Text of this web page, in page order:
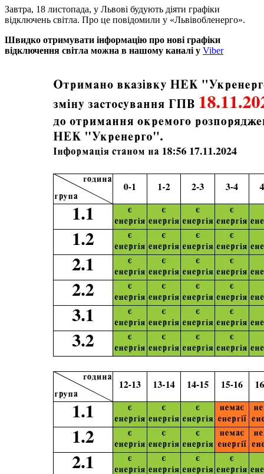
Завтра, 18 листопада, у Львові будують діяти графіки
відключень світла. Про це повідомили у «Львівобленерго».
Швидко отримувати інформацію про нові графіки
відключення світла можна в нашому каналі у Viber